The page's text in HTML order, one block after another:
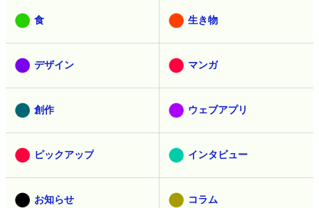
食 生き物
デザイン マンガ
創作 ウェブアプリ
ピックアップ インタビュー
お知らせ コラム